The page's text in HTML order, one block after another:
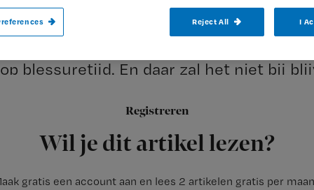
Registreren
Wil je dit artikel lezen?
gratis een account aan en lees 2 artikelen gratis per
Het Maxima Medisch Centrum heeft
op blessuretijd. En daar zal het niet bij
Reject All I